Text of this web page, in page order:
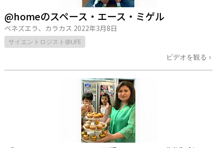
@homeのスペース・エース・ミゲル
ベネズエラ、カラカス 2022年3月8日
サイエントロジスト@LIFE
ビデオを観る